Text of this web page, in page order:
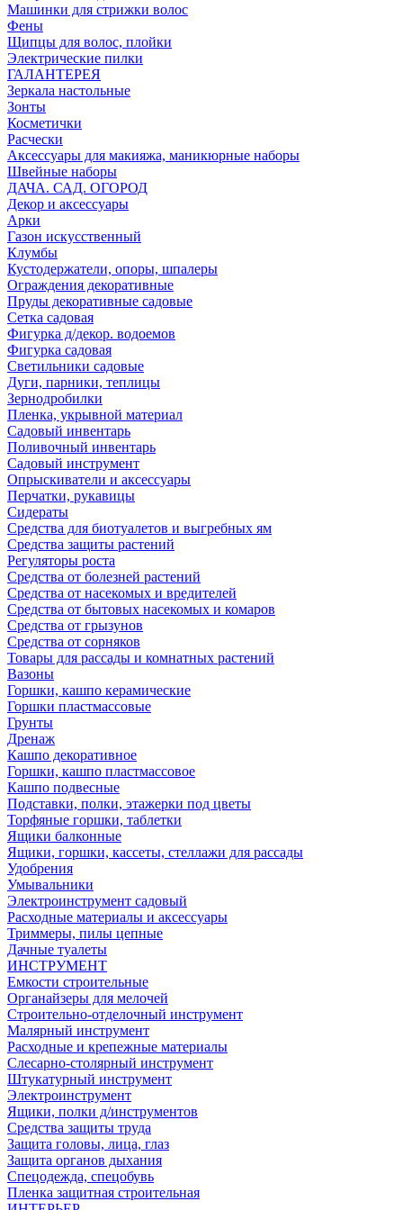
Машинки для стрижки волос
Фены
Щипцы для волос, плойки
Электрические пилки
ГАЛАНТЕРЕЯ
Зеркала настольные
Зонты
Косметички
Расчески
Аксессуары для макияжа, маникюрные наборы
Швейные наборы
ДАЧА. САД. ОГОРОД
Декор и аксессуары
Арки
Газон искусственный
Клумбы
Кустодержатели, опоры, шпалеры
Ограждения декоративные
Пруды декоративные садовые
Сетка садовая
Фигурка д/декор. водоемов
Фигурка садовая
Светильники садовые
Дуги, парники, теплицы
Зернодробилки
Пленка, укрывной материал
Садовый инвентарь
Поливочный инвентарь
Садовый инструмент
Опрыскиватели и аксессуары
Перчатки, рукавицы
Сидераты
Средства для биотуалетов и выгребных ям
Средства защиты растений
Регуляторы роста
Средства от болезней растений
Средства от насекомых и вредителей
Средства от бытовых насекомых и комаров
Средства от грызунов
Средства от сорняков
Товары для рассады и комнатных растений
Вазоны
Горшки, кашпо керамические
Горшки пластмассовые
Грунты
Дренаж
Кашпо декоративное
Горшки, кашпо пластмассовое
Кашпо подвесные
Подставки, полки, этажерки под цветы
Торфяные горшки, таблетки
Ящики балконные
Ящики, горшки, кассеты, стеллажи для рассады
Удобрения
Умывальники
Электроинструмент садовый
Расходные материалы и аксессуары
Триммеры, пилы цепные
Дачные туалеты
ИНСТРУМЕНТ
Емкости строительные
Органайзеры для мелочей
Строительно-отделочный инструмент
Малярный инструмент
Расходные и крепежные материалы
Слесарно-столярный инструмент
Штукатурный инструмент
Электроинструмент
Ящики, полки д/инструментов
Средства защиты труда
Защита головы, лица, глаз
Защита органов дыхания
Спецодежда, спецобувь
Пленка защитная строительная